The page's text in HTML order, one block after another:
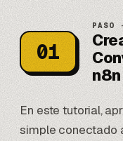
01
PASO
n8n
En este tutorial,
simple conectado